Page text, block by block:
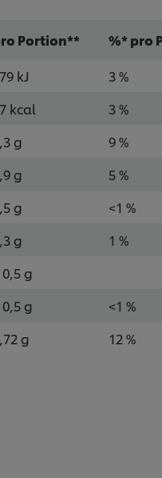
Portion**
%* pro
kJ
3 %
kcal
3 %
g
9 %
g
5 %
g
<1 %
g
1 %
0,5 g
0,5 g
<1 %
g 12 %